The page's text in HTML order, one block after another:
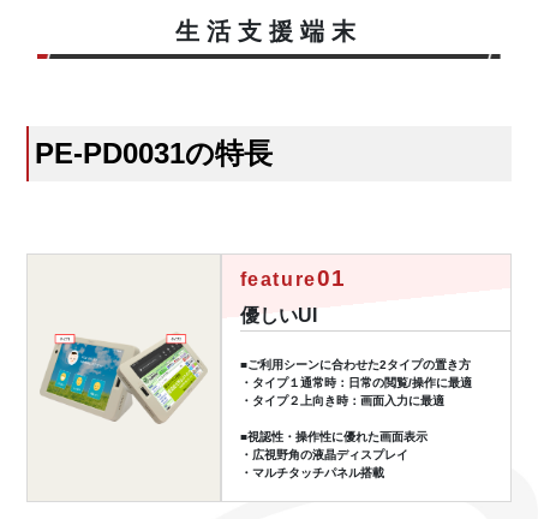
生活支援端末
PE-PD0031の特長
feature01
優しいUI
■ご利用シーンに合わせた2タイプの置き方
・タイプ１通常時：日常の閲覧/操作に最適
・タイプ２上向き時：画面入力に最適
■視認性・操作性に優れた画面表示
・広視野角の液晶ディスプレイ
・マルチタッチパネル搭載